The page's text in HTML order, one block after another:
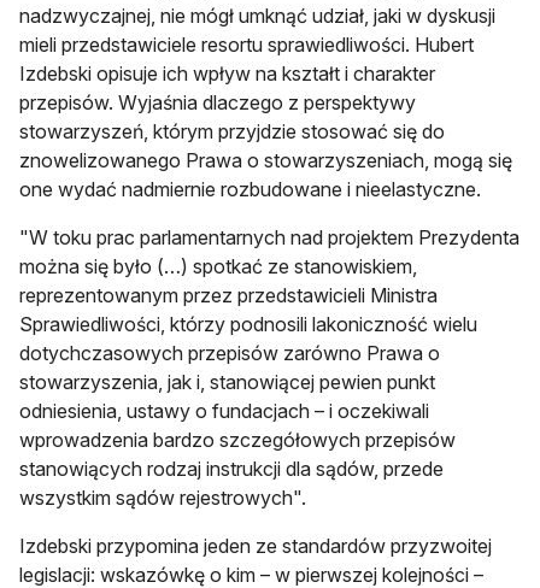
nadzwyczajnej, nie mógł umknąć udział, jaki w dyskusji
mieli przedstawiciele resortu sprawiedliwości. Hubert
Izdebski opisuje ich wpływ na kształt i charakter
przepisów. Wyjaśnia dlaczego z perspektywy
stowarzyszeń, którym przyjdzie stosować się do
znowelizowanego Prawa o stowarzyszeniach, mogą się
one wydać nadmiernie rozbudowane i nieelastyczne.
"W toku prac parlamentarnych nad projektem Prezydenta
można się było (…) spotkać ze stanowiskiem,
reprezentowanym przez przedstawicieli Ministra
Sprawiedliwości, którzy podnosili lakoniczność wielu
dotychczasowych przepisów zarówno Prawa o
stowarzyszenia, jak i, stanowiącej pewien punkt
odniesienia, ustawy o fundacjach – i oczekiwali
wprowadzenia bardzo szczegółowych przepisów
stanowiących rodzaj instrukcji dla sądów, przede
wszystkim sądów rejestrowych".
Izdebski przypomina jeden ze standardów przyzwoitej
legislacji: wskazówkę o kim – w pierwszej kolejności –